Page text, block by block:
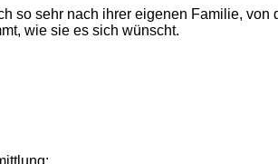
so sehr nach ihrer eigenen Familie, von
wie sie es sich wünscht.